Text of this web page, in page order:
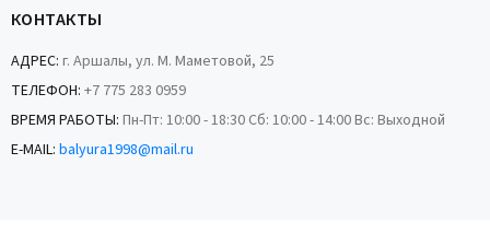
КОНТАКТЫ
АДРЕС: г. Аршалы, ул. М. Маметовой, 25
ТЕЛЕФОН: +7 775 283 0959
ВРЕМЯ РАБОТЫ: Пн-Пт: 10:00 - 18:30 Сб: 10:00 - 14:00 Вс: Выходной
E-MAIL: balyura1998@mail.ru